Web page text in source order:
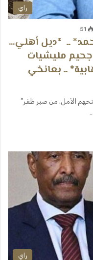
راي
51
ــ *ديل أهلي…
مليشيات
ــ بعانخي
الأمل. من صبر ظفر”
راي